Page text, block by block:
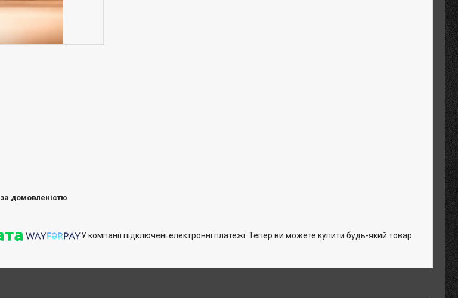
за домовленістю
У компанії підключені електронні платежі. Тепер ви можете купити будь-який товар